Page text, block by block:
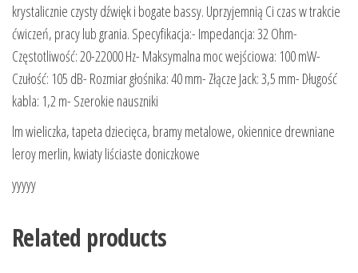
krystalicznie czysty dźwięk i bogate bassy. Uprzyjemnią Ci czas w trakcie
ćwiczeń, pracy lub grania. Specyfikacja:- Impedancja: 32 Ohm-
Częstotliwość: 20-22000 Hz- Maksymalna moc wejściowa: 100 mW-
Czułość: 105 dB- Rozmiar głośnika: 40 mm- Złącze Jack: 3,5 mm- Długość
kabla: 1,2 m- Szerokie nauszniki
lm wieliczka, tapeta dziecięca, bramy metalowe, okiennice drewniane
leroy merlin, kwiaty liściaste doniczkowe
yyyyy
Related products